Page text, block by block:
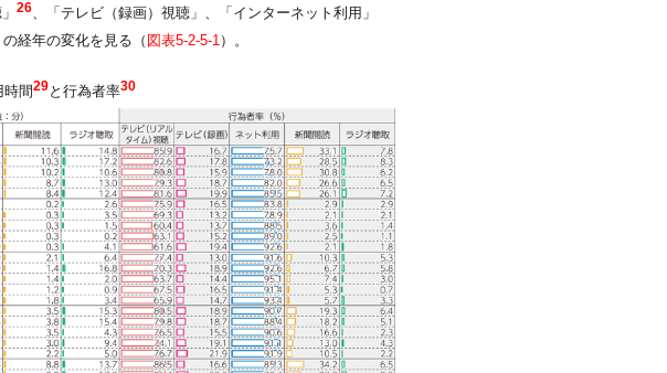
26、「テレビ（録画）視聴」、「インターネット利用」
経年の変化を見る（ 図表5-2-5-1）。
間29と行為者率30